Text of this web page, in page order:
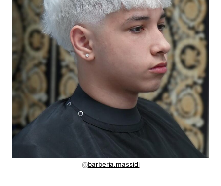
@barberia.massidi